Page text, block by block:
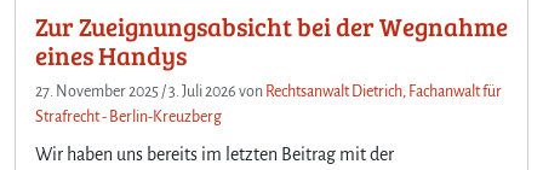
Zur Zueignungsabsicht bei der Wegnahme
eines Handys
27. November 2025 /3. Juli 2026 von Rechtsanwalt Dietrich, Fachanwalt für
Strafrecht - Berlin-Kreuzberg
Wir haben uns bereits im letzten Beitrag mit der